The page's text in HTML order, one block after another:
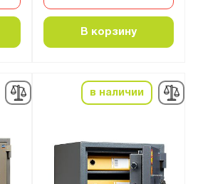
В корзину
в наличии